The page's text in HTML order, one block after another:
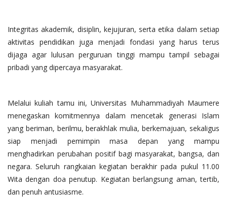
Integritas akademik, disiplin, kejujuran, serta etika dalam setiap
aktivitas pendidikan juga menjadi fondasi yang harus terus
dijaga agar lulusan perguruan tinggi mampu tampil sebagai
pribadi yang dipercaya masyarakat.
Melalui kuliah tamu ini, Universitas Muhammadiyah Maumere
menegaskan komitmennya dalam mencetak generasi Islam
yang beriman, berilmu, berakhlak mulia, berkemajuan, sekaligus
siap menjadi pemimpin masa depan yang mampu
menghadirkan perubahan positif bagi masyarakat, bangsa, dan
negara. Seluruh rangkaian kegiatan berakhir pada pukul 11.00
Wita dengan doa penutup. Kegiatan berlangsung aman, tertib,
dan penuh antusiasme.